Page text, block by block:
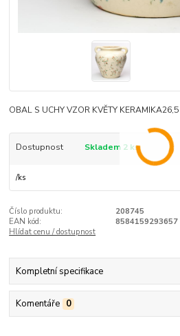
OBAL S UCHY VZOR KVĚTY
Dostupnost Skladem 2 ks
/ks
Číslo produktu:
208745
EAN kód:
8584159293657
Hlídat cenu / dostupnost
Kompletní specifikace
Komentáře 0